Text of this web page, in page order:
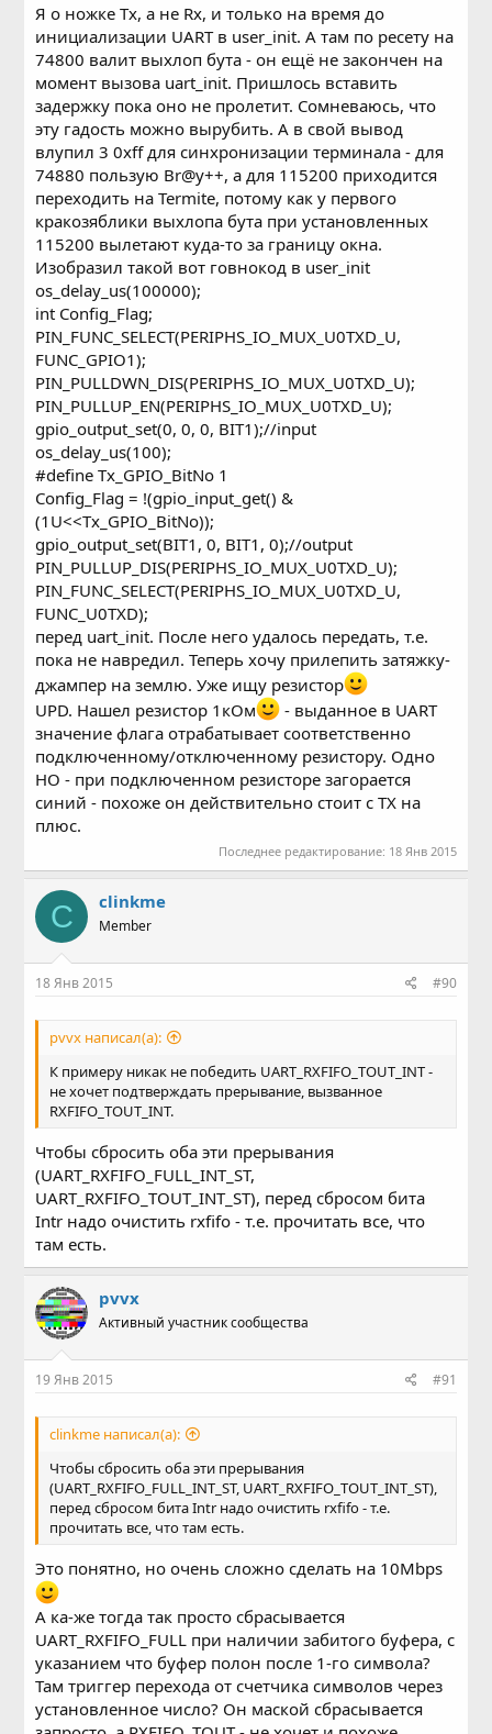
Я о ножке Tx, а не Rx, и только на время до
инициализации UART в user_init. А там по ресету на
74800 валит выхлоп бута - он ещё не закончен на
момент вызова uart_init. Пришлось вставить
задержку пока оно не пролетит. Сомневаюсь, что
эту гадость можно вырубить. А в свой вывод
влупил 3 0xff для синхронизации терминала - для
74880 пользую Br@y++, а для 115200 приходится
переходить на Termite, потому как у первого
кракозяблики выхлопа бута при установленных
115200 вылетают куда-то за границу окна.
Изобразил такой вот говнокод в user_init
os_delay_us(100000);
int Config_Flag;
PIN_FUNC_SELECT(PERIPHS_IO_MUX_U0TXD_U,
FUNC_GPIO1);
PIN_PULLDWN_DIS(PERIPHS_IO_MUX_U0TXD_U);
PIN_PULLUP_EN(PERIPHS_IO_MUX_U0TXD_U);
gpio_output_set(0, 0, 0, BIT1);//input
os_delay_us(100);
#define Tx_GPIO_BitNo 1
Config_Flag = !(gpio_input_get() &
(1U<<Tx_GPIO_BitNo));
gpio_output_set(BIT1, 0, BIT1, 0);//output
PIN_PULLUP_DIS(PERIPHS_IO_MUX_U0TXD_U);
PIN_FUNC_SELECT(PERIPHS_IO_MUX_U0TXD_U,
FUNC_U0TXD);
перед uart_init. После него удалось передать, т.е.
пока не навредил. Теперь хочу прилепить затяжку-
джампер на землю. Уже ищу резистор
UPD. Нашел резистор 1кОм
- выданное в UART
значение флага отрабатывает соответственно
подключенному/отключенному резистору. Одно
НО - при подключенном резисторе загорается
синий - похоже он действительно стоит с TX на
плюс.
Последнее редактирование: 18 Янв 2015
C clinkme
Member
18 Янв 2015 #90
pvvx написал(а):
К примеру никак не победить UART_RXFIFO_TOUT_INT -
не хочет подтверждать прерывание, вызванное
RXFIFO_TOUT_INT.
Чтобы сбросить оба эти прерывания
(UART_RXFIFO_FULL_INT_ST,
UART_RXFIFO_TOUT_INT_ST), перед сбросом бита
Intr надо очистить rxfifo - т.е. прочитать все, что
там есть.
pvvx
Активный участник сообщества
19 Янв 2015 #91
clinkme написал(а):
Чтобы сбросить оба эти прерывания
(UART_RXFIFO_FULL_INT_ST, UART_RXFIFO_TOUT_INT_ST),
перед сбросом бита Intr надо очистить rxfifo - т.е.
прочитать все, что там есть.
Это понятно, но очень сложно сделать на 10Mbps
А ка-же тогда так просто сбрасывается
UART_RXFIFO_FULL при наличии забитого буфера, с
указанием что буфер полон после 1-го символа?
Там триггер перехода от счетчика символов через
установленное число? Он маской сбрасывается